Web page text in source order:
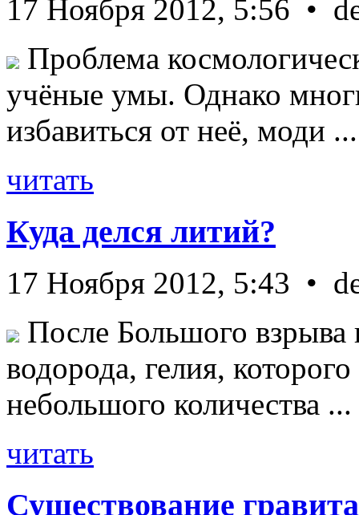
17 Ноября 2012, 5:56 •
Проблема
учёные умы. Однако
избавиться от неё, моди ...
читать
Куда делся литий?
17 Ноября 2012, 5:43 •
После Большого взрыва
водорода, гелия,
небольшого количества ...
читать
Существование